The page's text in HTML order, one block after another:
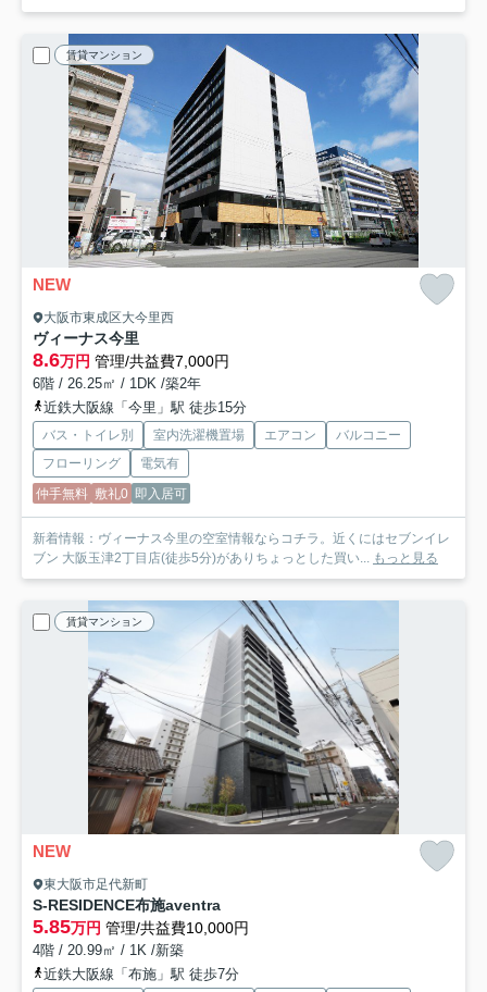
賃貸マンション
NEW
大阪市東成区大今里西
ヴィーナス今里
8.6万円 管理/共益費7,000円
6階 / 26.25㎡ / 1DK /築2年
近鉄大阪線「今里」駅 徒歩15分
バス・トイレ別 室内洗濯機置場 エアコン
バルコニー
フローリング
電気有
仲手無料 敷礼0 即入居可
新着情報：ヴィーナス今里の空室情報ならコチラ。近くにはセブンイレ
ブン 大阪玉津2丁目店(徒歩5分)がありちょっとした買い... もっと見る
賃貸マンション
NEW
東大阪市足代新町
S-RESIDENCE布施aventra
5.85万円 管理/共益費10,000円
4階 / 20.99㎡ / 1K /新築
近鉄大阪線「布施」駅 徒歩7分